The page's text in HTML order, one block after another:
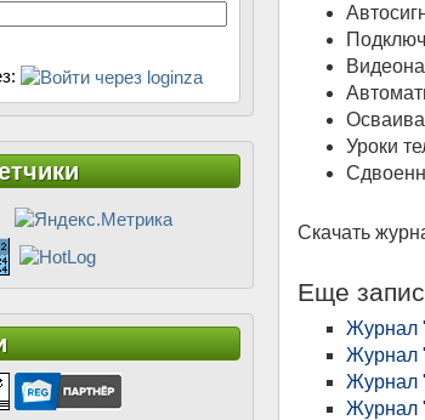
Уроки
Скачать
Еще
Журнал
Журнал
Журнал
Журнал